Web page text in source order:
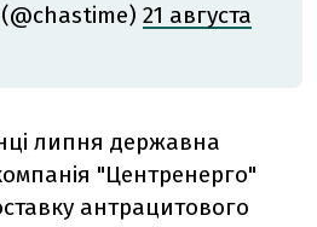
21 августа
липня державна
"Центренерго"
антрацитового